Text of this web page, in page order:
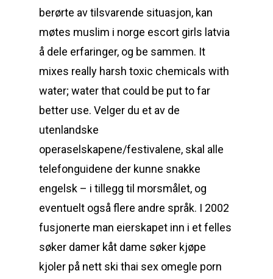
berørte av tilsvarende situasjon, kan
møtes muslim i norge escort girls latvia
å dele erfaringer, og be sammen. It
mixes really harsh toxic chemicals with
water; water that could be put to far
better use. Velger du et av de
utenlandske
operaselskapene/festivalene, skal alle
telefonguidene der kunne snakke
engelsk – i tillegg til morsmålet, og
eventuelt også flere andre språk. I 2002
fusjonerte man eierskapet inn i et felles
søker damer kåt dame søker kjøpe
kjoler på nett ski thai sex omegle porn